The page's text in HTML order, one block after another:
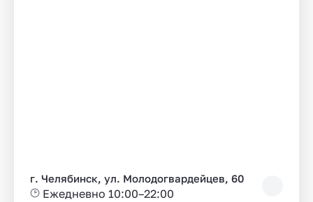
г. Челябинск, ул. Молодогвардейцев, 60
Ежедневно 10:00–22:00